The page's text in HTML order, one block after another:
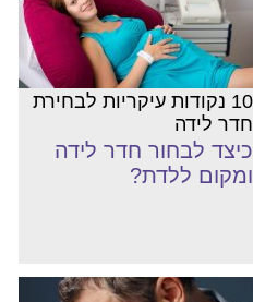
10 נקודות עיקריות לבחירת
חדר לידה
כיצד לבחור חדר לידה
ומקום ללדת?